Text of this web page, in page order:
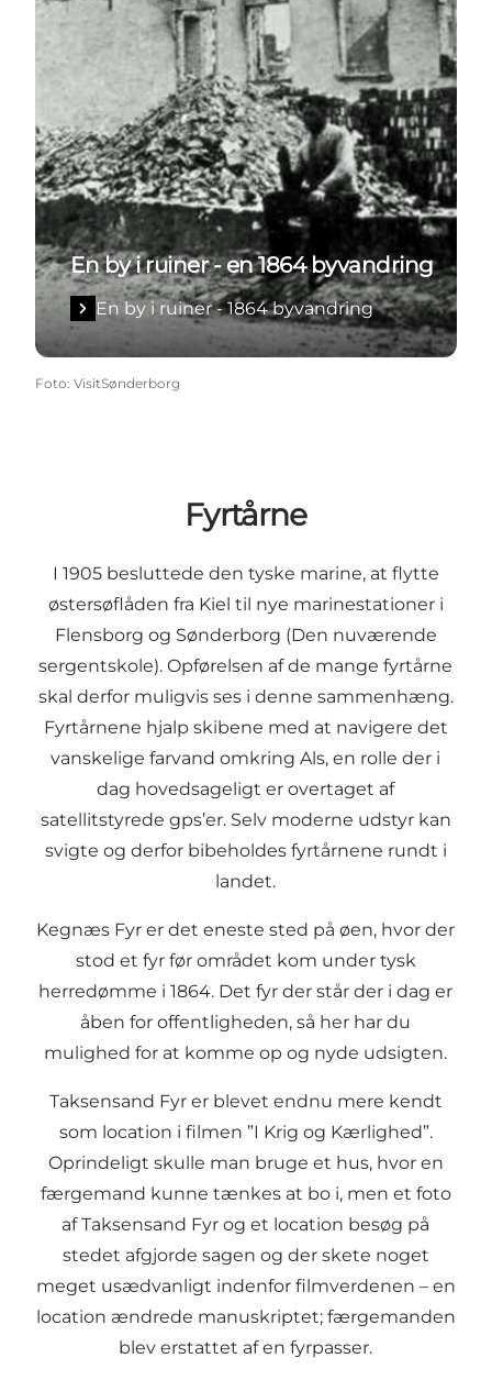
En by i ruiner - en 1864 byvandring
En by i ruiner - 1864 byvandring
Foto: VisitSønderborg
Fyrtårne
I 1905 besluttede den tyske marine, at flytte
østersøflåden fra Kiel til nye marinestationer i
Flensborg og Sønderborg (Den nuværende
sergentskole). Opførelsen af de mange fyrtårne
skal derfor muligvis ses i denne sammenhæng.
Fyrtårnene hjalp skibene med at navigere det
vanskelige farvand omkring Als, en rolle der i
dag hovedsageligt er overtaget af
satellitstyrede gps’er. Selv moderne udstyr kan
svigte og derfor bibeholdes fyrtårnene rundt i
landet.
Kegnæs Fyr er det eneste sted på øen, hvor der
stod et fyr før området kom under tysk
herredømme i 1864. Det fyr der står der i dag er
åben for offentligheden, så her har du
mulighed for at komme op og nyde udsigten.
Taksensand Fyr er blevet endnu mere kendt
som location i filmen ”I Krig og Kærlighed”.
Oprindeligt skulle man bruge et hus, hvor en
færgemand kunne tænkes at bo i, men et foto
af Taksensand Fyr og et location besøg på
stedet afgjorde sagen og der skete noget
meget usædvanligt indenfor filmverdenen – en
location ændrede manuskriptet; færgemanden
blev erstattet af en fyrpasser.